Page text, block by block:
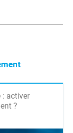
: activer
?